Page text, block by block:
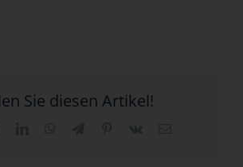
Sie diesen Artikel!